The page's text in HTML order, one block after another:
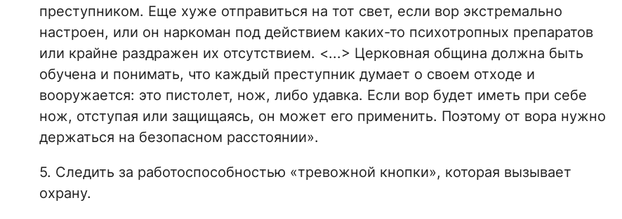
преступником. Еще хуже отправиться на тот свет, если вор экстремально
настроен, или он наркоман под действием каких-то психотропных препаратов
или крайне раздражен их отсутствием. <...> Церковная община должна быть
обучена и понимать, что каждый преступник думает о своем отходе и
вооружается: это пистолет, нож, либо удавка. Если вор будет иметь при себе
нож, отступая или защищаясь, он может его применить. Поэтому от вора нужно
держаться на безопасном расстоянии».
5. Следить за работоспособностью «тревожной кнопки», которая вызывает
охрану.